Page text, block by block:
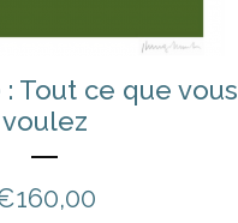
Tout ce que vous
voulez
160,00